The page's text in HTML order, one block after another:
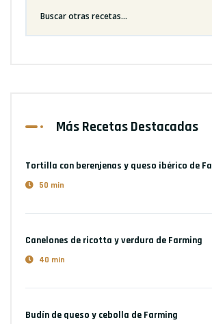
Más Recetas Destacadas
Tortilla con berenjenas y queso ibérico de
50 min
Canelones de ricotta y verdura de Farming
40 min
Budín de queso y cebolla de Farming